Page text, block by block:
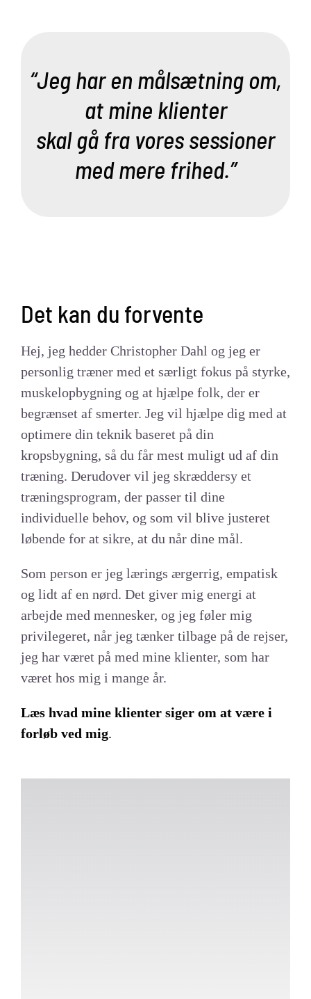
“Jeg har en målsætning om,
at mine klienter
skal gå fra vores sessioner
med mere frihed.”
Det kan du forvente
Hej, jeg hedder Christopher Dahl og jeg er
personlig træner med et særligt fokus på styrke,
muskelopbygning og at hjælpe folk, der er
begrænset af smerter. Jeg vil hjælpe dig med at
optimere din teknik baseret på din
kropsbygning, så du får mest muligt ud af din
træning. Derudover vil jeg skræddersy et
træningsprogram, der passer til dine
individuelle behov, og som vil blive justeret
løbende for at sikre, at du når dine mål.
Som person er jeg lærings ærgerrig, empatisk
og lidt af en nørd. Det giver mig energi at
arbejde med mennesker, og jeg føler mig
privilegeret, når jeg tænker tilbage på de rejser,
jeg har været på med mine klienter, som har
været hos mig i mange år.
Læs hvad mine klienter siger om at være i
forløb ved mig.